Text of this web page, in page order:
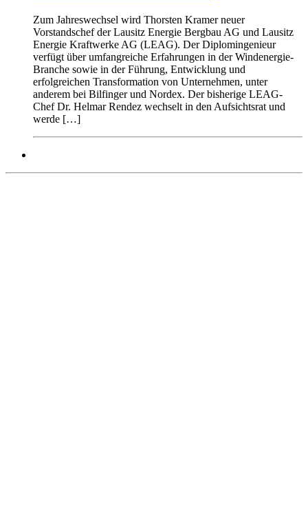
Zum Jahreswechsel wird Thorsten Kramer neuer
Vorstandschef der Lausitz Energie Bergbau AG und Lausitz
Energie Kraftwerke AG (LEAG). Der Diplomingenieur
verfügt über umfangreiche Erfahrungen in der Windenergie-
Branche sowie in der Führung, Entwicklung und
erfolgreichen Transformation von Unternehmen, unter
anderem bei Bilfinger und Nordex. Der bisherige LEAG-
Chef Dr. Helmar Rendez wechselt in den Aufsichtsrat und
werde […]